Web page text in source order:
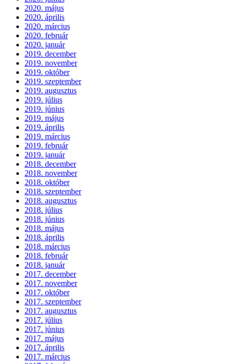
2020. május
2020. április
2020. március
2020. február
2020. január
2019. december
2019. november
2019. október
2019. szeptember
2019. augusztus
2019. július
2019. június
2019. május
2019. április
2019. március
2019. február
2019. január
2018. december
2018. november
2018. október
2018. szeptember
2018. augusztus
2018. július
2018. június
2018. május
2018. április
2018. március
2018. február
2018. január
2017. december
2017. november
2017. október
2017. szeptember
2017. augusztus
2017. július
2017. június
2017. május
2017. április
2017. március